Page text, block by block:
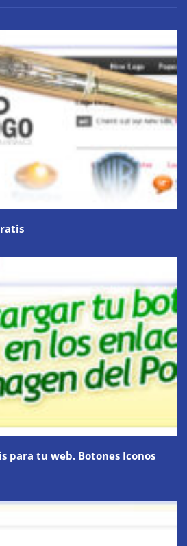
para tu web. Botones Iconos